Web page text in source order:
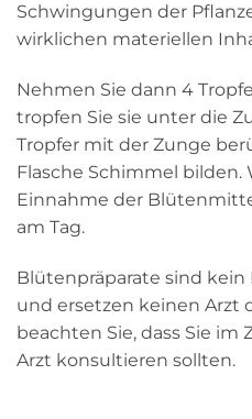
Schwingungen der
wirklichen materiellen
Nehmen Sie dann 4
tropfen Sie sie unter die
Tropfer mit der Zunge
Flasche Schimmel bilden.
Einnahme der
am Tag.
Blütenpräparate sind
und ersetzen keinen Arzt
beachten Sie, dass Sie im
Arzt konsultieren sollten.